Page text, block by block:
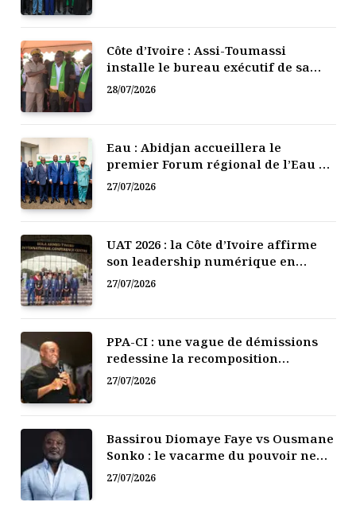
Côte d’Ivoire : Assi-Toumassi
installe le bureau exécutif de sa
mutuelle de développement
28/07/2026
Eau : Abidjan accueillera le
premier Forum régional de l’Eau de
l’Afrique de l’Ouest
27/07/2026
UAT 2026 : la Côte d’Ivoire affirme
son leadership numérique en
Afrique
27/07/2026
PPA-CI : une vague de démissions
redessine la recomposition
politique
27/07/2026
Bassirou Diomaye Faye vs Ousmane
Sonko : le vacarme du pouvoir ne
doit pas faire oublier les liens de la
Fraternité
27/07/2026